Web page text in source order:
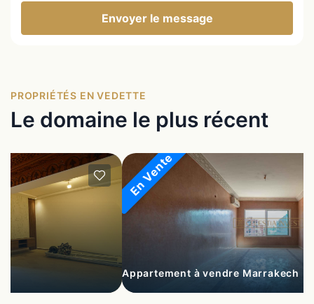
Envoyer le message
PROPRIÉTÉS EN VEDETTE
Le domaine le plus récent
En Vente
Appartement à vendre Marrakech